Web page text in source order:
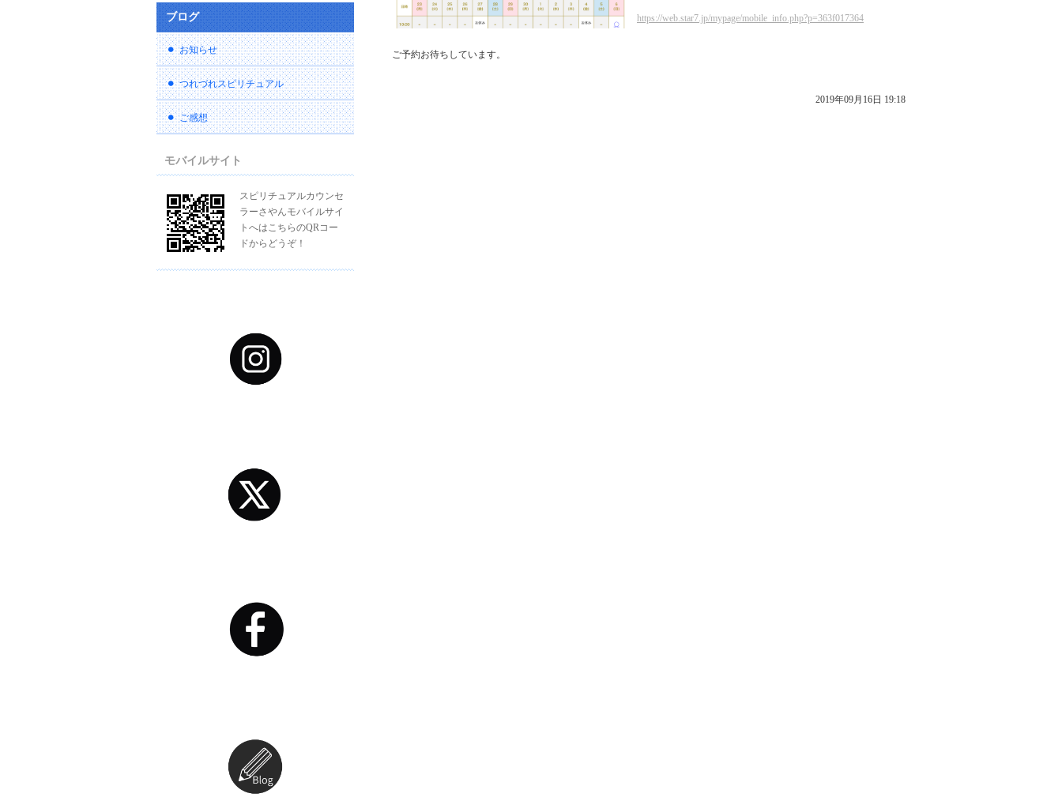
https://web.star7.jp/mypage/mobile_info.php?p=363f017364
ご予約お待ちしています。
2019年09月16日 19:18
ブログ
お知らせ
つれづれスピリチュアル
ご感想
モバイルサイト
スピリチュアルカウンセ
ラーさやんモバイルサイ
トへはこちらのQRコー
ドからどうぞ！